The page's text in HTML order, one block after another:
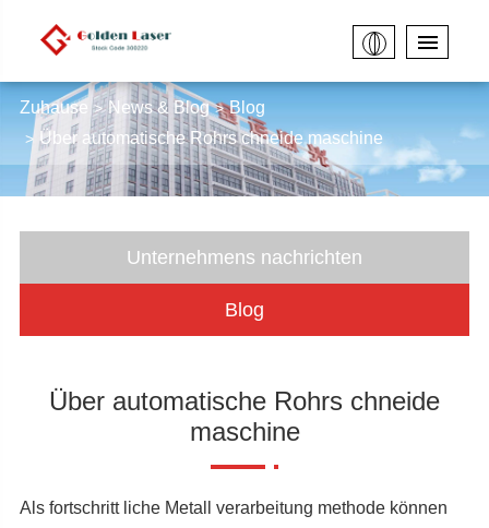
Zuhause News & Blog
Blog
Über automatische Rohrs chneide maschine
Unternehmens nachrichten
Blog
Über automatische Rohrs chneide
maschine
Als fortschritt liche Metall verarbeitung methode können